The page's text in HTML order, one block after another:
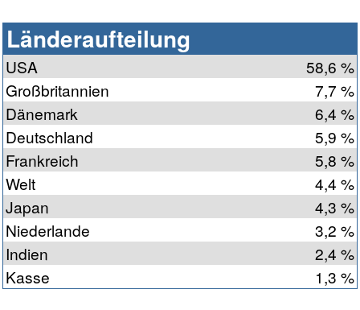
Länderaufteilung
USA
58,6 %
Großbritannien
7,7 %
Dänemark
6,4 %
Deutschland
5,9 %
Frankreich
5,8 %
Welt
4,4 %
Japan
4,3 %
Niederlande
3,2 %
Indien
2,4 %
Kasse
1,3 %